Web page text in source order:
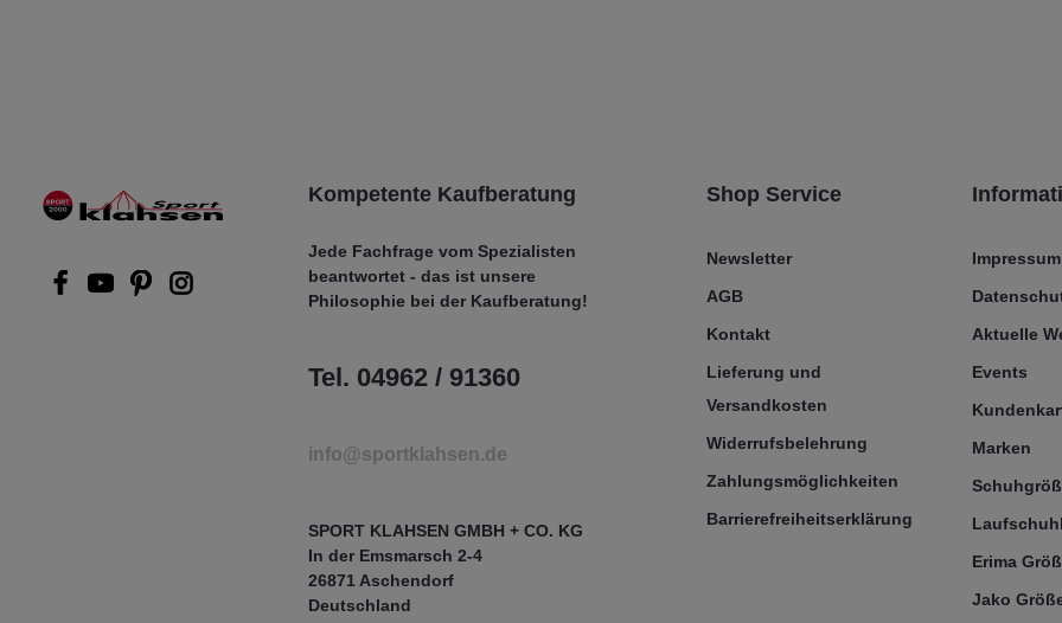
Kompetente Kaufberatung
Jede Fachfrage vom Spezialisten
beantwortet - das ist unsere
Philosophie bei der Kaufberatung!
Tel. 04962 / 91360
info@sportklahsen.de
SPORT KLAHSEN GMBH + CO. KG
In der Emsmarsch 2-4
26871 Aschendorf
Deutschland
Shop Service
Newsletter
AGB
Kontakt
Lieferung und
Versandkosten
Widerrufsbelehrung
Zahlungsmöglichkeiten
Barrierefreiheitserklärung
Impressum
Aktuelle
Events
Marken
Erima
Jako